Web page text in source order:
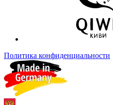
Политика конфиденциальности